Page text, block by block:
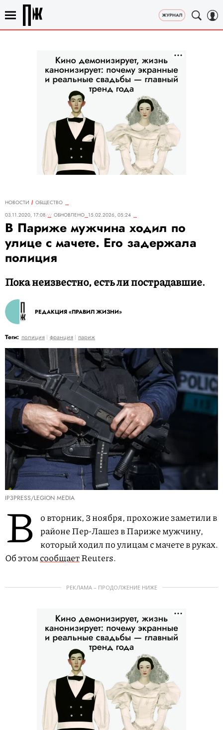
НОВОСТИ
ОБЩЕСТВО
03.11.2020, 17:08
ОБНОВЛЕНО 15.02.2026, 05:24
В Париже мужчина ходил по
улице с мачете. Его задержала
полиция
Пока неизвестно, есть ли пострадавшие.
РЕДАКЦИЯ «ПРАВИЛ ЖИЗНИ»
Теги: полиция франция париж
IP3PRESS/LEGION MEDIA
В
о вторник, 3 ноября, прохожие заметили в
районе Пер-Лашез в Париже мужчину,
который ходил по улицам с мачете в руках.
Об этомсообщаетReuters.
РЕКЛАМА – ПРОДОЛЖЕНИЕ НИЖЕ